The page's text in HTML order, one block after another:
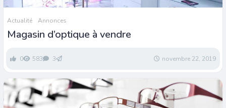
Actualité Annonces
Magasin d’optique à vendre
0 583 3 novembre 22, 2019